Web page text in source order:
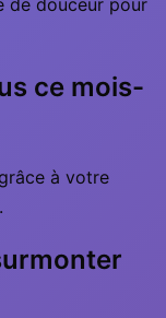
de douceur pour
ce mois-
à votre